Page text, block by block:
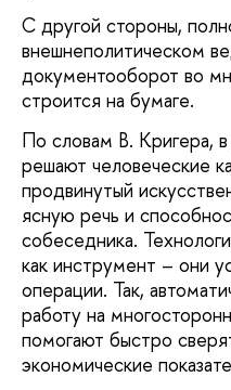
С другой стороны,
внешнеполитическом
документооборот во
строится на бумаге.
По словам В. Кригера,
решают человеческие
продвинутый
ясную речь и
собеседника.
как инструмент – они
операции. Так,
работу на
помогают быстро
экономические